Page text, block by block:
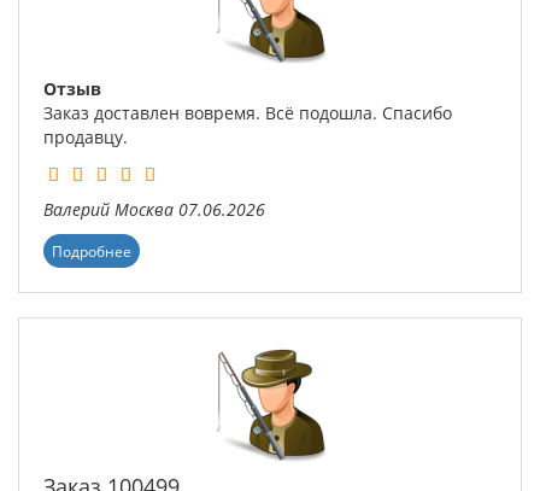
Отзыв
Заказ доставлен вовремя. Всё подошла. Спасибо
продавцу.
Валерий Москва 07.06.2026
Подробнее